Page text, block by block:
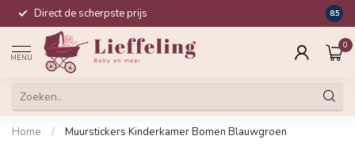
Direct de scherpste prijs 8.5
MENU
0
Home / Muurstickers Kinderkamer Bomen Blauwgroen